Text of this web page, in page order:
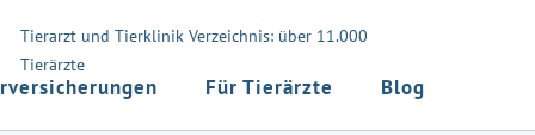
Tierarzt und Tierklinik Verzeichnis: über 11.000
Tierärzte
Für Tierärzte Blog